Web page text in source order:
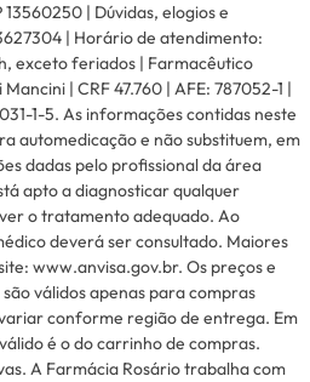
| Dúvidas, elogios e
| Horário de atendimento:
exceto feriados | Farmacêutico
| CRF 47.760 | AFE: 787052-1 |
1-5. As informações contidas neste
automedicação e não substituem, em
dadas pelo profissional da área
apto a diagnosticar qualquer
o tratamento adequado. Ao
deverá ser consultado. Maiores
www.anvisa.gov.br. Os preços e
válidos apenas para compras
conforme região de entrega. Em
é o do carrinho de compras.
A Farmácia Rosário trabalha com